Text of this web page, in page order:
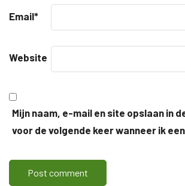
Email*
Website
Mijn naam, e-mail en site opslaan in
voor de volgende keer wanneer ik